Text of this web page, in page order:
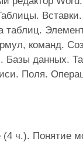
таблиц.
команд.
Базы данных.
Поля.
ч.). Понятие